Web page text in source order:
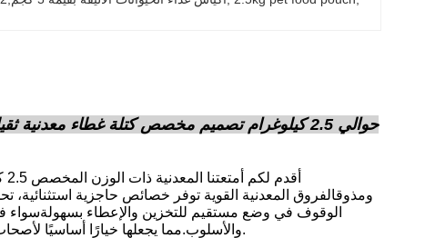
حوالي 2.5 كيلوغرام تصميم مخصص كتلة غطاء
ومذوقالفروق المعدنية القوية توفر خصائص حاجزية
الوقوف في وضع مستقيم للتخزين والإعطاء بسهولةسواء في
والأسلوب.مما يجعلها خيارًا أساسيًا لأصحاب الحيوانات الأليفة الذين يضعون أولوية على جودة وطول عمر طعام حيواناتهم الأليفة.